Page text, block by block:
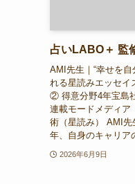
占いLABO＋ 監
AMI先生｜“幸せを自
れる星読みエッセ
② 得意分野4年宝島
連載モードメディア
術（星読み） AMI
年、自身のキャリア
2026年6月9日